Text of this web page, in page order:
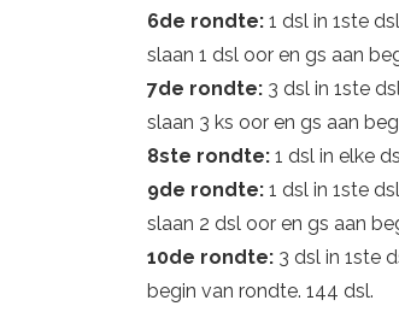
6de rondte: 1 dsl in 1ste
slaan 1 dsl oor en gs aan
7de rondte: 3 dsl in 1ste
slaan 3 ks oor en gs aan
8ste rondte: 1 dsl in elke
9de rondte: 1 dsl in 1ste
slaan 2 dsl oor en gs aan
10de rondte: 3 dsl in 1ste
begin van rondte. 144 dsl.